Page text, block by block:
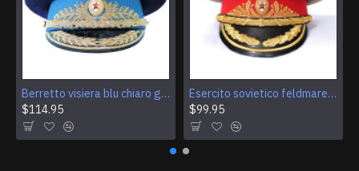
Berretto visiera blu chiaro generale dell'aeronautica militare dell'URSS vintage Cappello sovietico autentico
$114.95
Esercito sovietico feldmaresciallo cappello della visiera berretto russo
$99.95